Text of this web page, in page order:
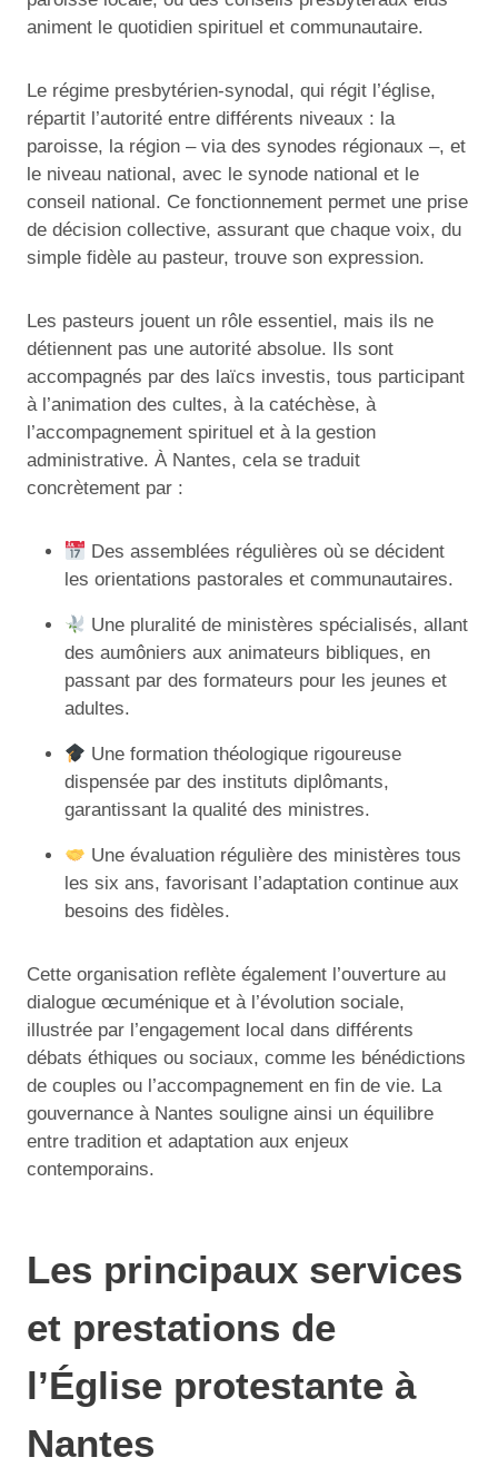
animent le quotidien spirituel et communautaire.
Le régime presbytérien-synodal, qui régit l’église,
répartit l’autorité entre différents niveaux : la
paroisse, la région – via des synodes régionaux –, et
le niveau national, avec le synode national et le
conseil national. Ce fonctionnement permet une prise
de décision collective, assurant que chaque voix, du
simple fidèle au pasteur, trouve son expression.
Les pasteurs jouent un rôle essentiel, mais ils ne
détiennent pas une autorité absolue. Ils sont
accompagnés par des laïcs investis, tous participant
à l’animation des cultes, à la catéchèse, à
l’accompagnement spirituel et à la gestion
administrative. À Nantes, cela se traduit
concrètement par :
Des assemblées régulières où se décident
les orientations pastorales et communautaires.
Une pluralité de ministères spécialisés, allant
des aumôniers aux animateurs bibliques, en
passant par des formateurs pour les jeunes et
adultes.
Une formation théologique rigoureuse
dispensée par des instituts diplômants,
garantissant la qualité des ministres.
Une évaluation régulière des ministères tous
les six ans, favorisant l’adaptation continue aux
besoins des fidèles.
Cette organisation reflète également l’ouverture au
dialogue œcuménique et à l’évolution sociale,
illustrée par l’engagement local dans différents
débats éthiques ou sociaux, comme les bénédictions
de couples ou l’accompagnement en fin de vie. La
gouvernance à Nantes souligne ainsi un équilibre
entre tradition et adaptation aux enjeux
contemporains.
Les principaux services
et prestations de
l’Église protestante à
Nantes